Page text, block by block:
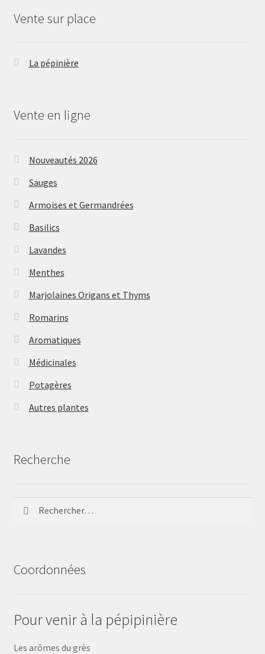
Vente sur place
La pépinière
Vente en ligne
Nouveautés 2026
Sauges
Armoises et Germandrées
Basilics
Lavandes
Menthes
Marjolaines Origans et Thyms
Romarins
Aromatiques
Médicinales
Potagères
Autres plantes
Recherche
Coordonnées
Pour venir à la pépipinière
Les arômes du grès